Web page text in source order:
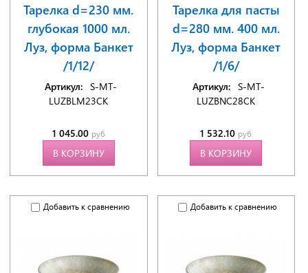
Тарелка d=230 мм.
глубокая 1000 мл.
Луз, форма Банкет
/1/12/
Артикул: S-MT-
LUZBLM23CK
1 045.00 руб
В КОРЗИНУ
Тарелка для пасты
d=280 мм. 400 мл.
Луз, форма Банкет
/1/6/
Артикул: S-MT-
LUZBNC28CK
1 532.10 руб
В КОРЗИНУ
Добавить к сравнению Добавить к сравнению